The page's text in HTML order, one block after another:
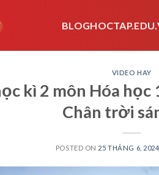
VIDEO HAY
kì 2 môn Hóa học
Chân trời
POSTED ON 25 THÁNG 6, 2024